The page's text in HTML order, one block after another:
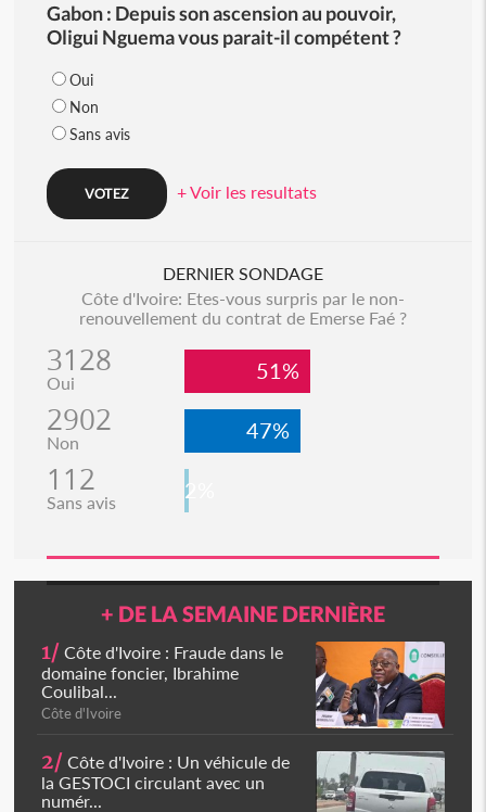
Gabon : Depuis son ascension au pouvoir,
Oligui Nguema vous parait-il compétent ?
Oui
Non
Sans avis
+ Voir les resultats
DERNIER SONDAGE
Côte d'Ivoire: Etes-vous surpris par le non-
renouvellement du contrat de Emerse Faé ?
3128
Oui 51%
2902
Non 47%
112
Sans avis 2%
+ DE LA SEMAINE DERNIÈRE
1/ Côte d'Ivoire : Fraude dans le
domaine foncier, Ibrahime
Coulibal...
Côte d'Ivoire
2/ Côte d'Ivoire : Un véhicule de
la GESTOCI circulant avec un
numér...